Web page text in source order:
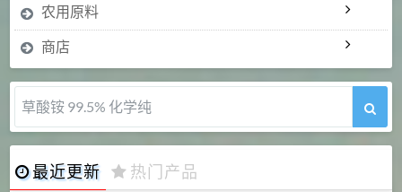
农用原料
商店
5-甲氧基吲哚 98%
最近更新 热门产品